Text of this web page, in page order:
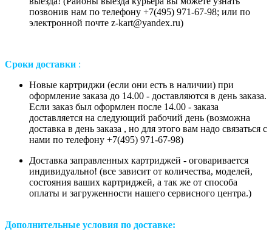
позвонив нам по телефону +7(495) 971-67-98; или по
электронной почте z-kart@yandex.ru)
Сроки доставки :
Новые картриджи (если они есть в наличии) при
оформление заказа до 14.00 - доставляются в день заказа.
Если заказ был оформлен после 14.00 - заказа
доставляется на следующий рабочий день (возможна
доставка в день заказа , но для этого вам надо связаться с
нами по телефону +7(495) 971-67-98)
Доставка заправленных картриджей - оговаривается
индивидуально! (все зависит от количества, моделей,
состояния ваших картриджей, а так же от способа
оплаты и загруженности нашего сервисного центра.)
Дополнительные условия по доставке: